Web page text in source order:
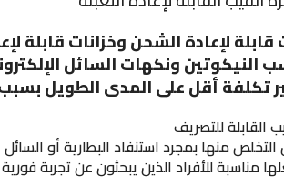
لإعادة الشحن وخزانات قابلة
ونكهات السائل
تكلفة أقل على المدى الطويل
منها بمجرد استنفاد البطارية أو السائل
مناسبة للأفراد الذين يبحثون عن تجربة